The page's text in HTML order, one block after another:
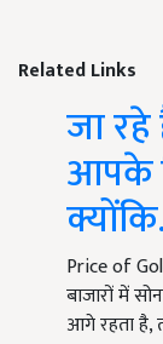
Related Links
जा रहे
आपके
Price of
बाजारों में
आगे रहता है,